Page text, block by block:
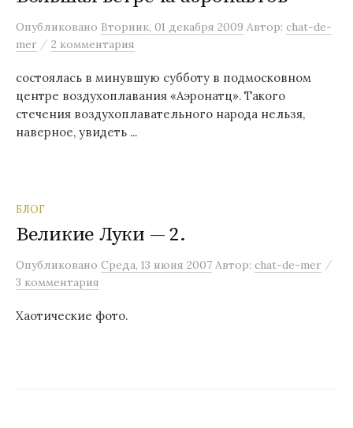
м
у
Опубликовано Вторник, 01 декабря 2009 Автор: chat-de-
mer / 2 комментария
состоялась в минувшую субботу в подмосковном
центре воздухоплавания «Аэронатц». Такого
стечения воздухоплавательного народа нельзя,
наверное, увидеть ...
БЛОГ
Великие Луки — 2.
Опубликовано Среда, 13 июня 2007 Автор: chat-de-mer /
3 комментария
Хаотические фото.